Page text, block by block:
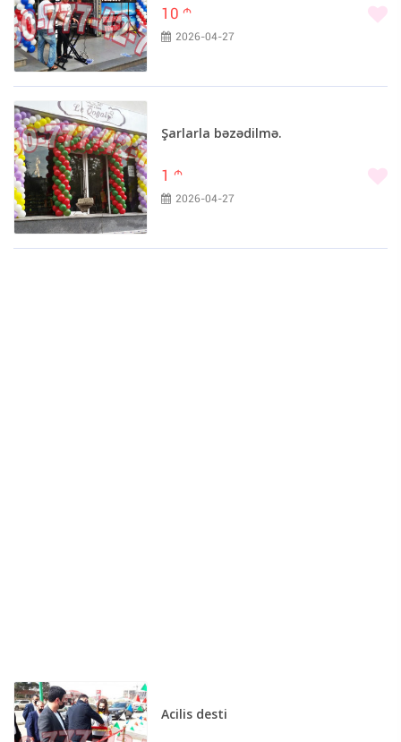
10 m
2026-04-27
Şarlarla bəzədilmə.
1 m
2026-04-27
Acilis desti